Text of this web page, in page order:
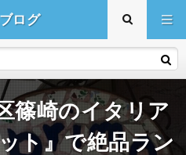
ログ
篠崎のイタリア
ト』で絶品ラン